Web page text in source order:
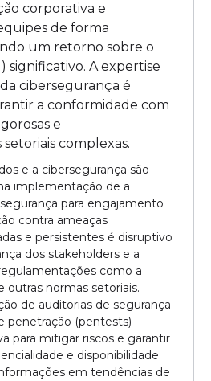
corporativa e
de forma
um retorno sobre o
significativo. A expertise
cibersegurança é
a conformidade com
e
complexas.
e a cibersegurança são
implementação de a
para engajamento
contra ameaças
e persistentes é disruptivo
dos stakeholders e a
como a
outras normas setoriais.
de auditorias de segurança
penetração (pentests)
para mitigar riscos e garantir
e disponibilidade
em tendências de